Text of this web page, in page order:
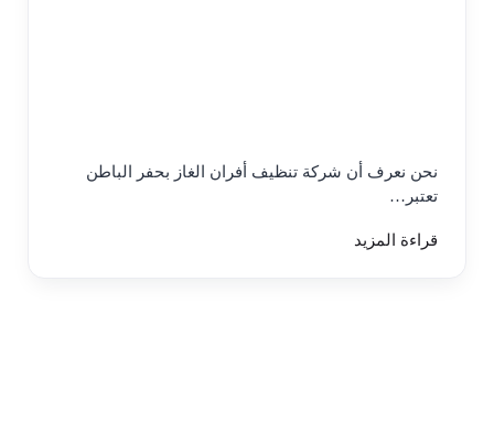
نحن نعرف أن شركة تنظيف أفران الغاز بحفر الباطن
تعتبر…
قراءة المزيد